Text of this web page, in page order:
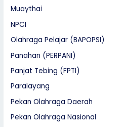
Muaythai
NPCI
Olahraga Pelajar (BAPOPSI)
Panahan (PERPANI)
Panjat Tebing (FPTI)
Paralayang
Pekan Olahraga Daerah
Pekan Olahraga Nasional